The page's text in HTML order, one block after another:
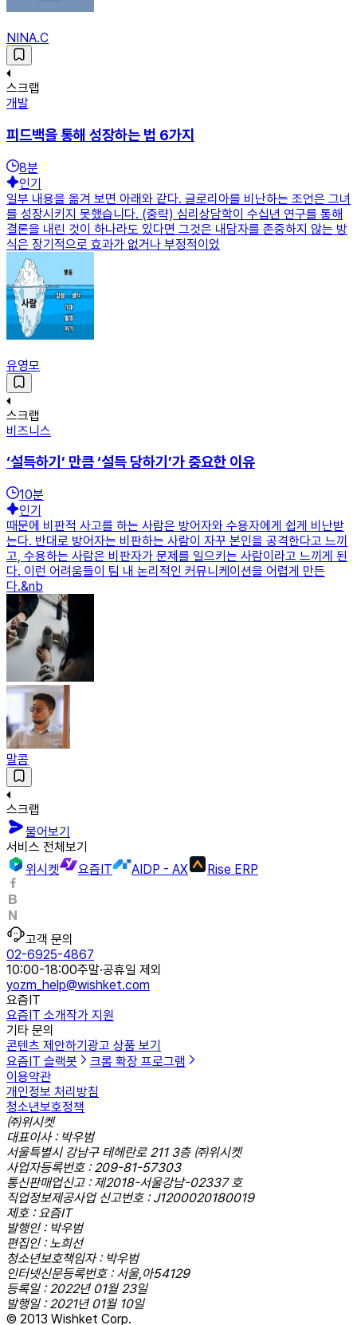
NINA.C
스크랩
개발
피드백을 통해 성장하는 법 6가지
8분
인기
일부 내용을 옮겨 보면 아래와 같다. 글로리아를 비난하는 조언은 그녀
를 성장시키지 못했습니다. (중략) 심리상담학이 수십년 연구를 통해
결론을 내린 것이 하나라도 있다면 그것은 내담자를 존중하지 않는 방
식은 장기적으로 효과가 없거나 부정적이었
유영모
스크랩
비즈니스
‘설득하기’ 만큼 ‘설득 당하기’가 중요한 이유
10분
인기
때문에 비판적 사고를 하는 사람은 방어자와 수용자에게 쉽게 비난받
는다. 반대로 방어자는 비판하는 사람이 자꾸 본인을 공격한다고 느끼
고, 수용하는 사람은 비판자가 문제를 일으키는 사람이라고 느끼게 된
다. 이런 어려움들이 팀 내 논리적인 커뮤니케이션을 어렵게 만든
다.&nb
말콤
스크랩
물어보기
서비스 전체보기
위시켓
요즘IT AIDP - AX Rise ERP
고객 문의
02-6925-4867
10:00-18:00주말·공휴일 제외
yozm_help@wishket.com
요즘IT
요즘IT 소개작가 지원
기타 문의
콘텐츠 제안하기 광고 상품 보기
요즘IT 슬랙봇
크롬 확장 프로그램
이용약관
개인정보 처리방침
청소년보호정책
㈜위시켓
대표이사 : 박우범
서울특별시 강남구 테헤란로 211 3층 ㈜위시켓
사업자등록번호 : 209-81-57303
통신판매업신고 : 제2018-서울강남-02337 호
직업정보제공사업 신고번호 : J1200020180019
제호 : 요즘IT
발행인 : 박우범
편집인 : 노희선
청소년보호책임자 : 박우범
인터넷신문등록번호 : 서울,아54129
등록일 : 2022년 01월 23일
발행일 : 2021년 01월 10일
© 2013 Wishket Corp.